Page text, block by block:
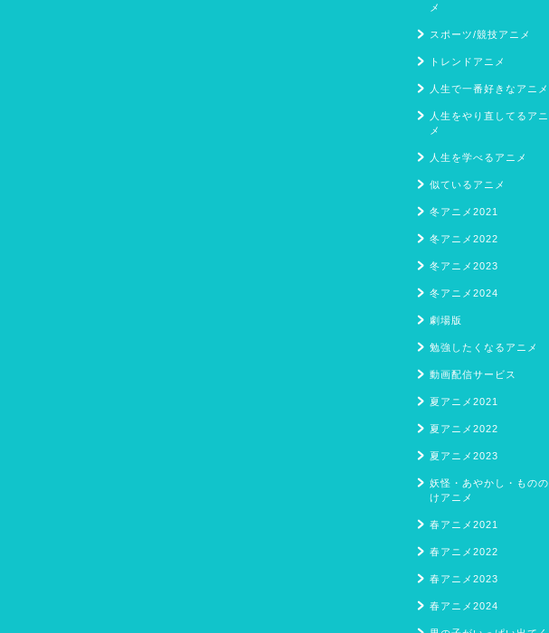
メ
スポーツ/競技アニメ
トレンドアニメ
人生で一番好きなアニメ
人生をやり直してるアニ
メ
人生を学べるアニメ
似ているアニメ
冬アニメ2021
冬アニメ2022
冬アニメ2023
冬アニメ2024
劇場版
勉強したくなるアニメ
動画配信サービス
夏アニメ2021
夏アニメ2022
夏アニメ2023
妖怪・あやかし・ものの
けアニメ
春アニメ2021
春アニメ2022
春アニメ2023
春アニメ2024